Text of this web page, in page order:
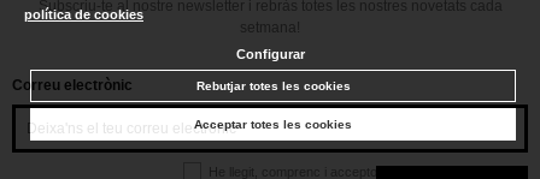
Subscriu-te al nostre newsletter i rebràs totes les nostres novetats cada
setmana!
Correu electrònic
He llegit, comprenc i accepto la
política de cookies
Configurar
Rebutjar totes les cookies
Acceptar totes les cookies